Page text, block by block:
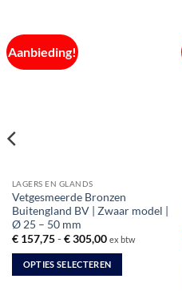
Aanbieding!
LAGERS EN GLANDS
Vetgesmeerde Bronzen
Buitengland BV | Zwaar model |
Ø 25 – 50 mm
€157,75 - €305,00Prijsklasse:
tot
€ 305,00
ex btw
OPTIES SELECTEREN